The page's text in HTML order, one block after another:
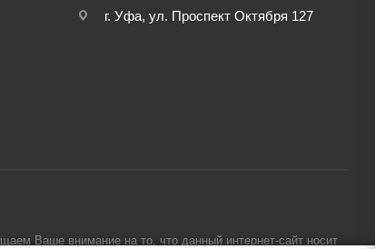
г. Уфа, ул. Проспект Октября 127
Ваше внимание на то, что данный интернет-сайт носит